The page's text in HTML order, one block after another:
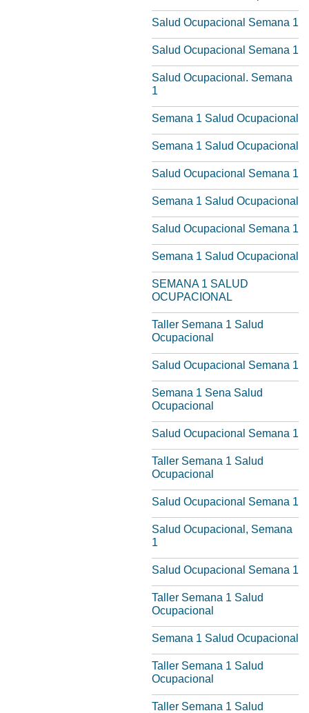
Salud Ocupacional Semana 1
Salud Ocupacional Semana 1
Salud Ocupacional. Semana
1
Semana 1 Salud Ocupacional
Semana 1 Salud Ocupacional
Salud Ocupacional Semana 1
Semana 1 Salud Ocupacional
Salud Ocupacional Semana 1
Semana 1 Salud Ocupacional
SEMANA 1 SALUD
OCUPACIONAL
Taller Semana 1 Salud
Ocupacional
Salud Ocupacional Semana 1
Semana 1 Sena Salud
Ocupacional
Salud Ocupacional Semana 1
Taller Semana 1 Salud
Ocupacional
Salud Ocupacional Semana 1
Salud Ocupacional, Semana
1
Salud Ocupacional Semana 1
Taller Semana 1 Salud
Ocupacional
Semana 1 Salud Ocupacional
Taller Semana 1 Salud
Ocupacional
Taller Semana 1 Salud